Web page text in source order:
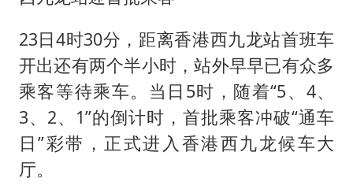
23日4时30分，距离香港西九龙站首班车
开出还有两个半小时，站外早早已有众多
乘客等待乘车。当日5时，随着“5、4、
3、2、1”的倒计时，首批乘客冲破“通车
日”彩带，正式进入香港西九龙候车大
厅。